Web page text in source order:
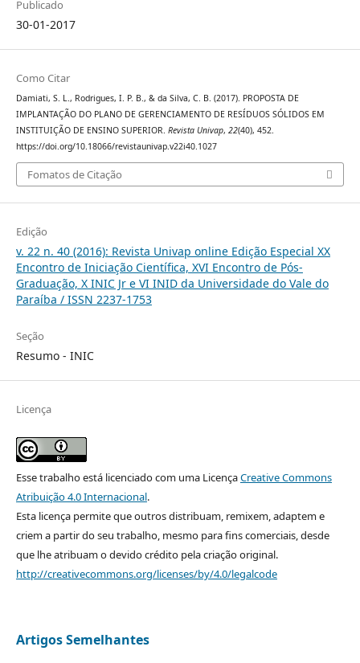
Publicado
30-01-2017
Como Citar
Damiati, S. L., Rodrigues, I. P. B., & da Silva, C. B. (2017). PROPOSTA DE
IMPLANTAÇÃO DO PLANO DE GERENCIAMENTO DE RESÍDUOS SÓLIDOS EM
INSTITUIÇÃO DE ENSINO SUPERIOR. Revista Univap, 22(40), 452.
https://doi.org/10.18066/revistaunivap.v22i40.1027
Fomatos de Citação
Edição
v. 22 n. 40 (2016): Revista Univap online Edição Especial XX
Encontro de Iniciação Científica, XVI Encontro de Pós-
Graduação, X INIC Jr e VI INID da Universidade do Vale do
Paraíba / ISSN 2237-1753
Seção
Resumo - INIC
Licença
Esse trabalho está licenciado com uma LicençaCreative Commons
Atribuição 4.0 Internacional.
Esta licença permite que outros distribuam, remixem, adaptem e
criem a partir do seu trabalho, mesmo para fins comerciais, desde
que lhe atribuam o devido crédito pela criação original.
http://creativecommons.org/licenses/by/4.0/legalcode
Artigos Semelhantes